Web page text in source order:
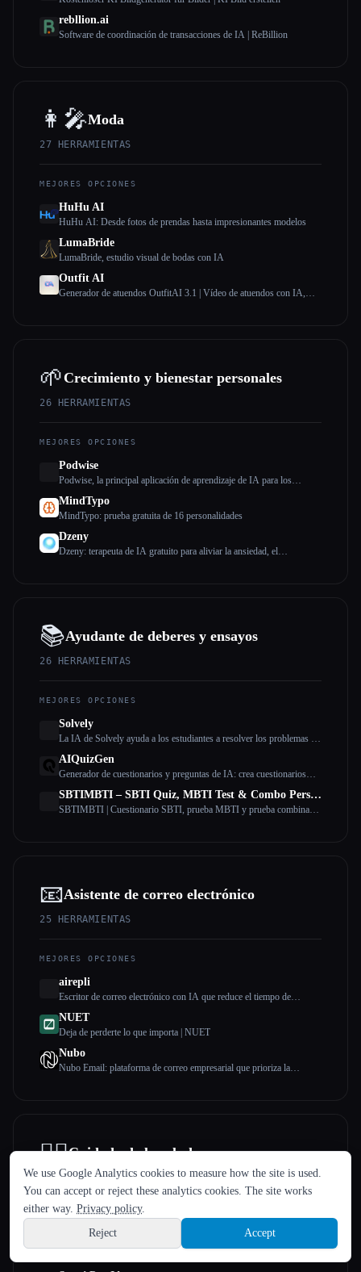
IDIOMA
English español Français Русский 简体中文
Hindi
Sign up
rebllion.ai
Software de coordinación de transacciones de IA | ReBillion
👩‍🎤Moda
27 HERRAMIENTAS
MEJORES OPCIONES
HuHu AI
HuHu AI: Desde fotos de prendas hasta impresionantes modelos
LumaBride
LumaBride, estudio visual de bodas con IA
Outfit AI
Generador de atuendos OutfitAI 3.1 | Vídeo de atuendos con IA,
🌱 Crecimiento y bienestar personales
26 HERRAMIENTAS
MEJORES OPCIONES
Podwise
Podwise, la principal aplicación de aprendizaje de IA para los
MindTypo
MindTypo: prueba gratuita de 16 personalidades
Dzeny
Dzeny: terapeuta de IA gratuito para aliviar la ansiedad, el
📚Ayudante de deberes y ensayos
26 HERRAMIENTAS
MEJORES OPCIONES
Solvely
La IA de Solvely ayuda a los estudiantes a resolver los problemas de
como matemáticas, ciencias, artes liberales y economía, lo que hace
que el aprendizaje sea más fácil y eficiente.
AIQuizGen
Generador de cuestionarios y preguntas de IA: crea cuestionarios
de cuestionarios con IA garantiza evaluaciones coherentes,
personalizadas y sin errores para mejorar tus resultados.
SBTIMBTI – SBTI Quiz, MBTI Test & Combo Personality Test
SBTIMBTI | Cuestionario SBTI, prueba MBTI y prueba combinada
📧Asistente de correo electrónico
25 HERRAMIENTAS
MEJORES OPCIONES
airepli
Escritor de correo electrónico con IA que reduce el tiempo de
electrónico y genera respuestas instantáneas ricas en contexto,
aprendizaje por patrones, IA con tecnología GPT-4, admite más de
50
NUET
Deja de perderte lo que importa | NUET
Nubo
Nubo Email: plataforma de correo empresarial que prioriza la
👩‍⚕️Cuidado de la salud
25HERRAMIENTAS
MEJORES OPCIONES
Sabai Health
We use Google Analytics cookies to measure how the site is used.
You can accept or reject these analytics cookies. The site works
either way. Privacy policy.
Reject
Accept